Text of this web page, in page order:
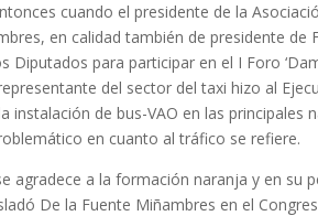
cuando el presidente de la
en calidad también de presidente de
para participar en el I Foro
del sector del taxi hizo al
de bus-VAO en las principales
en cuanto al tráfico se refiere.
agradece a la formación naranja y en su
De la Fuente Miñambres en el